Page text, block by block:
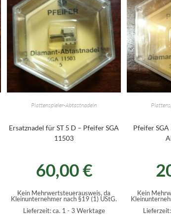
Plattenspieler-Abtastnadeln
Ersatznadel für ST 5 D – Pfeifer SGA
11503
60,00€
Kein Mehrwertsteuerausweis, da
Kleinunternehmer nach §19 (1) UStG.
Lieferzeit: ca. 1 - 3 Werktage
Pfeifer
Kein
Lieferzeit: